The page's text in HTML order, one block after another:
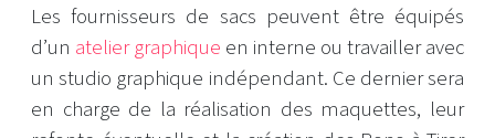
Les fournisseurs de sacs peuvent être équipés
d’un atelier graphique en interne ou travailler avec
un studio graphique indépendant. Ce dernier sera
en charge de la réalisation des maquettes, leur